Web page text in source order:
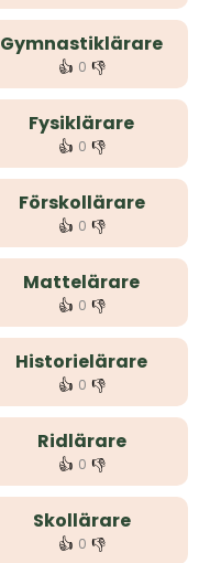
Gymnastiklärare
👍 0 👎
Fysiklärare
👍 0 👎
Förskollärare
👍 0 👎
Mattelärare
👍 0 👎
Historielärare
👍 0 👎
Ridlärare
👍 0 👎
Skollärare
👍 0 👎